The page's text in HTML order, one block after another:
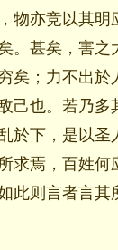
物亦竞以其
。甚矣，害
矣；力不出
己也。若乃
於下，是以
求焉，百姓
此则言者言